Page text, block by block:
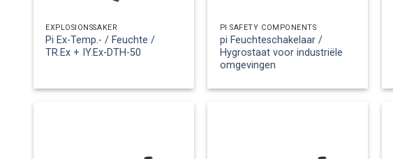
EXPLOSIONSSÄKER
Pi Ex-Temp.- / Feuchte /
TR.Ex + IY.Ex-DTH-50
PI SAFETY COMPONENTS
pi Feuchteschakelaar /
Hygrostaat voor industriële
omgevingen